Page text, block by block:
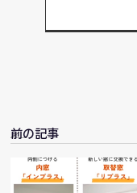
前の記事